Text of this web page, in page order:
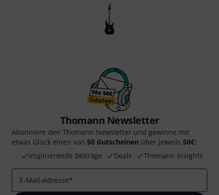
Thomann Newsletter
Abonniere den Thomann Newsletter und gewinne mit
etwas Glück einen von 50 Gutscheinen über jeweils 50€!
Inspirierende Beiträge
Deals Thomann Insights
E-Mail-Adresse*